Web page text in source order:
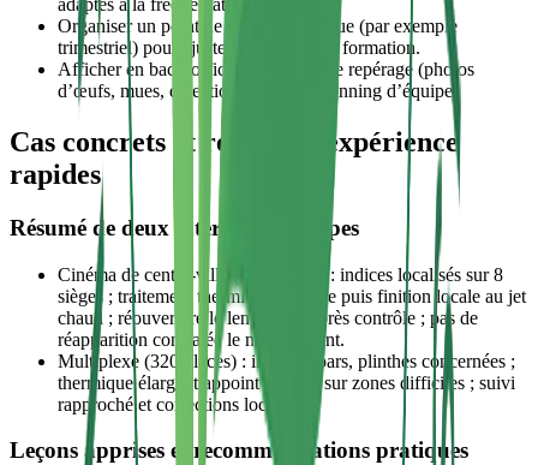
adaptés à la fréquentation.
Organiser un point de revue périodique (par exemple
trimestriel) pour ajuster procédures et formation.
Afficher en back‑office des visuels de repérage (photos
d’œufs, mues, déjections) près du planning d’équipe.
Cas concrets et retours d’expérience
rapides
Résumé de deux interventions types
Cinéma de centre‑ville (180 places) : indices localisés sur 8
sièges ; traitement thermique de zone puis finition locale au jet
chaud ; réouverture le lendemain après contrôle ; pas de
réapparition constatée le mois suivant.
Multiplexe (320 places) : indices épars, plinthes concernées ;
thermique élargi et appoint biocide sur zones difficiles ; suivi
rapproché et corrections localisées.
Leçons apprises et recommandations pratiques